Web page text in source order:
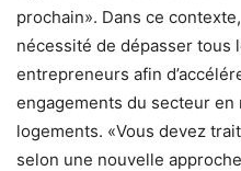
prochain». Dans ce
nécessité de dépasser tous
entrepreneurs afin
engagements du secteur
logements. «Vous devez
selon une nouvelle